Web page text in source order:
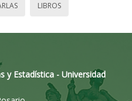
LIBROS
y Estadística - Universidad